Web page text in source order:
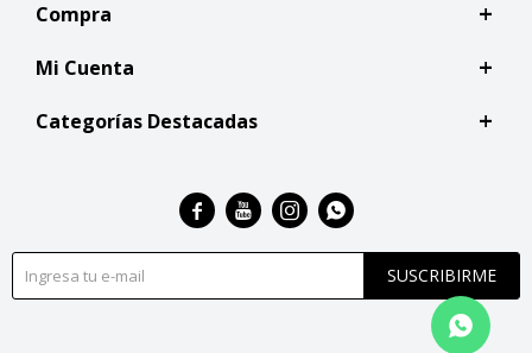
Compra
Mi Cuenta
Categorías Destacadas
SUSCRIBIRME
   